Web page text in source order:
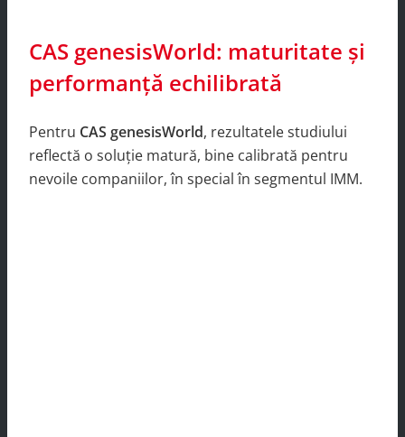
CAS genesisWorld: maturitate și
performanță echilibrată
Pentru CAS genesisWorld, rezultatele studiului
reflectă o soluție matură, bine calibrată pentru
nevoile companiilor, în special în segmentul IMM.